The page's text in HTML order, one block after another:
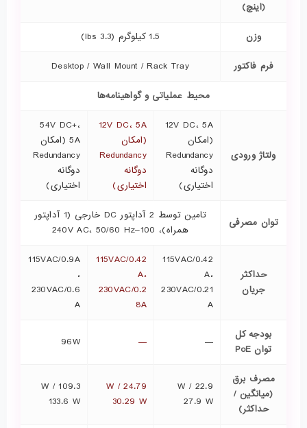
(اینچ)
وزن 1.5 کیلوگرم (3.3 lbs)
فرم فاکتور Desktop / Wall Mount / Rack Tray
محیط عملیاتی و گواهینامه‌ها
ولتاژ ورودی
12V DC، 5A
(امکان
Redundancy
دوگانه
اختیاری)
12V DC، 5A
(امکان
Redundancy
دوگانه
اختیاری)
54V DC+،
5A (امکان
Redundancy
دوگانه
اختیاری)
توان مصرفی
تامین توسط 2 آداپتور DC خارجی (1 آداپتور
همراه)، 100–240V AC، 50/60 Hz
حداکثر
جریان
115VAC/0.42
A،
230VAC/0.21
A
115VAC/0.42
A،
230VAC/0.2
8A
115VAC/0.9A
،
230VAC/0.6
A
بودجه کل
توان PoE
—
—
96W
مصرف برق
(میانگین /
حداکثر)
22.9 W /
27.9 W
24.79 W /
30.29 W
109.3 W /
133.6 W